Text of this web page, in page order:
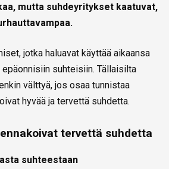
mutta suhdeyritykset kaatuvat,
jotka haluavat käyttää aikaansa
suhteisiin. Tällaisilta
välttyä, jos osaa tunnistaa
hyvää ja tervettä suhdetta.
tervettä suhdetta
suhteestaan